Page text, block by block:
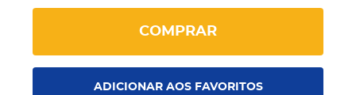
COMPRAR
ADICIONAR AOS FAVORITOS